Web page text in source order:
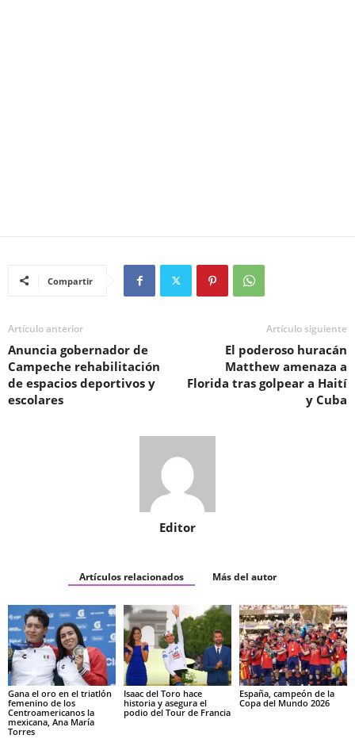
Compartir
Artículo anterior
Anuncia gobernador de
Campeche rehabilitación
de espacios deportivos y
escolares
Artículo siguiente
El poderoso huracán
Matthew amenaza a
Florida tras golpear a Haití
y Cuba
Editor
Artículos relacionados Más del autor
Gana el oro en el triatlón
femenino de los
Centroamericanos la
mexicana, Ana María
Torres
Isaac del Toro hace
historia y asegura el
podio del Tour de Francia
España, campeón de la
Copa del Mundo 2026